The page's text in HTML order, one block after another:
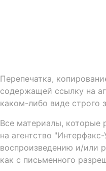
Перепечатка,
содержащей ссылку на
каком-либо виде строго
Все материалы, которые
на агентство
воспроизведению и/или
как с письменного